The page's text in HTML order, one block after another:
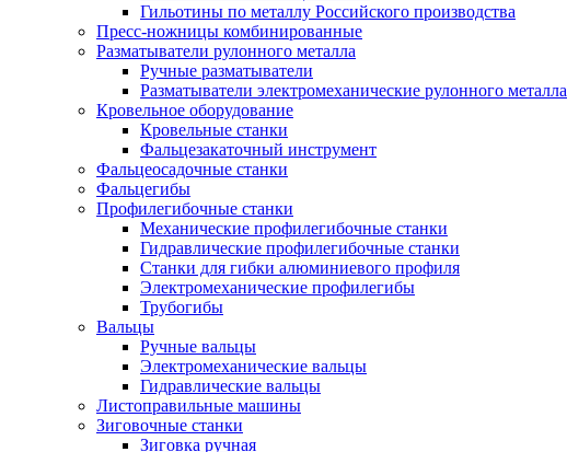
Гильотины по металлу Российского производства
Пресс-ножницы комбинированные
Разматыватели рулонного металла
Ручные разматыватели
Разматыватели электромеханические рулонного металла
Кровельное оборудование
Кровельные станки
Фальцезакаточный инструмент
Фальцеосадочные станки
Фальцегибы
Профилегибочные станки
Механические профилегибочные станки
Гидравлические профилегибочные станки
Станки для гибки алюминиевого профиля
Электромеханические профилегибы
Трубогибы
Вальцы
Ручные вальцы
Электромеханические вальцы
Гидравлические вальцы
Листоправильные машины
Зиговочные станки
Зиговка ручная